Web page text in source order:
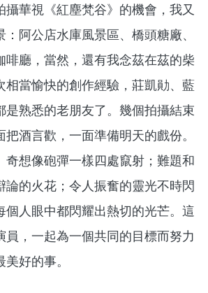
華視《紅塵梵谷》的機會，我又
阿公店水庫風景區、橋頭糖廠、
啡廳，當然，還有我念茲在茲的柴
相當愉快的創作經驗，莊凱勛、藍
是熟悉的老朋友了。幾個拍攝結束
酒言歡，一面準備明天的戲份。
奇想像砲彈一樣四處竄射；難題和
論的火花；令人振奮的靈光不時閃
個人眼中都閃耀出熱切的光芒。這
員，一起為一個共同的目標而努力
好的事。